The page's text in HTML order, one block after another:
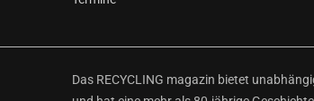
Das RECYCLING magazin bietet